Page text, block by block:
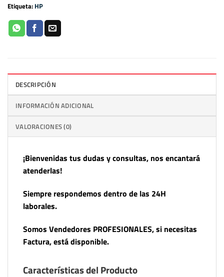
Etiqueta: HP
DESCRIPCIÓN
INFORMACIÓN ADICIONAL
VALORACIONES (0)
¡Bienvenidas tus dudas y consultas, nos encantará
atenderlas!
Siempre respondemos dentro de las 24H
laborales.
Somos Vendedores PROFESIONALES, si necesitas
Factura, está disponible.
Características del Producto